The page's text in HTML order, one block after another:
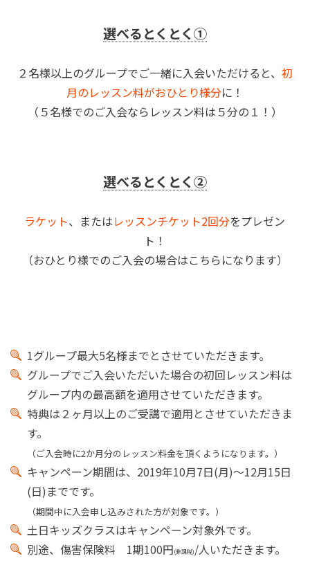
選べるとくとく➀
２名様以上のグループでご一緒に入会いただけると、 初
月のレッスン料がおひとり様分に！
（５名様でのご入会ならレッスン料は５分の１！）
選べるとくとく➁
ラケット、またはレッスンチケット2回分をプレゼン
ト！
（おひとり様でのご入会の場合はこちらになります）
1グループ最大5名様までとさせていただきます。
グループでご入会いただいた場合の初回レッスン料は
グループ内の最高額を適用させていただきます。
特典は２ヶ月以上のご受講で適用とさせていただきま
す。
（ご入会時に2か月分のレッスン料金を頂くようになります。）
キャンペーン期間は、2019年10月7日(月)～12月15日
(日)までです。
（期間中に入会申し込みされた方が対象です。）
土日キッズクラスはキャンペーン対象外です。
別途、傷害保険料 1期100円(非課税)/人いただきます。